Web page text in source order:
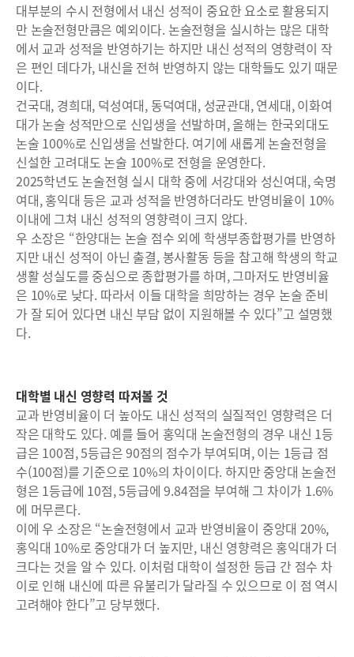
대부분의 수시 전형에서 내신 성적이 중요한 요소로 활용되지
만 논술전형만큼은 예외이다. 논술전형을 실시하는 많은 대학
에서 교과 성적을 반영하기는 하지만 내신 성적의 영향력이 작
은 편인 데다가, 내신을 전혀 반영하지 않는 대학들도 있기 때문
이다.
건국대, 경희대, 덕성여대, 동덕여대, 성균관대, 연세대, 이화여
대가 논술 성적만으로 신입생을 선발하며, 올해는 한국외대도
논술 100%로 신입생을 선발한다. 여기에 새롭게 논술전형을
신설한 고려대도 논술 100%로 전형을 운영한다.
2025학년도 논술전형 실시 대학 중에 서강대와 성신여대, 숙명
여대, 홍익대 등은 교과 성적을 반영하더라도 반영비율이 10%
이내에 그쳐 내신 성적의 영향력이 크지 않다.
우 소장은 “한양대는 논술 점수 외에 학생부종합평가를 반영하
지만 내신 성적이 아닌 출결, 봉사활동 등을 참고해 학생의 학교
생활 성실도를 중심으로 종합평가를 하며, 그마저도 반영비율
은 10%로 낮다. 따라서 이들 대학을 희망하는 경우 논술 준비
가 잘 되어 있다면 내신 부담 없이 지원해볼 수 있다”고 설명했
다.
대학별 내신 영향력 따져볼 것
교과 반영비율이 더 높아도 내신 성적의 실질적인 영향력은 더
작은 대학도 있다. 예를 들어 홍익대 논술전형의 경우 내신 1등
급은 100점, 5등급은 90점의 점수가 부여되며, 이는 1등급 점
수(100점)를 기준으로 10%의 차이이다. 하지만 중앙대 논술전
형은 1등급에 10점, 5등급에 9.84점을 부여해 그 차이가 1.6%
에 머무른다.
이에 우 소장은 “논술전형에서 교과 반영비율이 중앙대 20%,
홍익대 10%로 중앙대가 더 높지만, 내신 영향력은 홍익대가 더
크다는 것을 알 수 있다. 이처럼 대학이 설정한 등급 간 점수 차
이로 인해 내신에 따른 유불리가 달라질 수 있으므로 이 점 역시
고려해야 한다”고 당부했다.